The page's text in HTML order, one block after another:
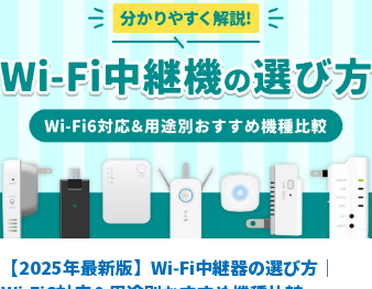
【2025年最新版】Wi‑Fi中継器の選び方｜